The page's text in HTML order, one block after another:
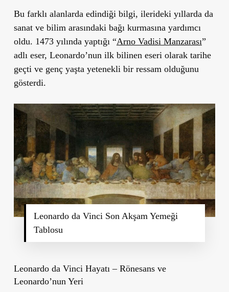
Bu farklı alanlarda edindiği bilgi, ilerideki yıllarda da
sanat ve bilim arasındaki bağı kurmasına yardımcı
oldu. 1473 yılında yaptığı “Arno Vadisi Manzarası”
adlı eser, Leonardo’nun ilk bilinen eseri olarak tarihe
geçti ve genç yaşta yetenekli bir ressam olduğunu
gösterdi.
Leonardo da Vinci Son Akşam Yemeği
Tablosu
Leonardo da Vinci Hayatı – Rönesans ve
Leonardo’nun Yeri